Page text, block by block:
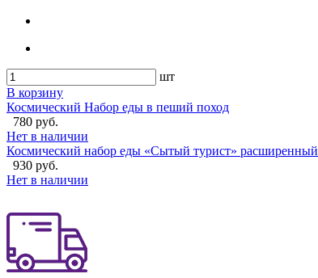
шт
В корзину
Космический Набор еды в пеший поход
780 руб.
Нет в наличии
Космический набор еды «Сытый турист» расширенный
930 руб.
Нет в наличии